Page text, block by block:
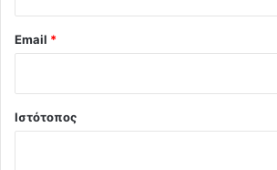
Email *
Ιστότοπος